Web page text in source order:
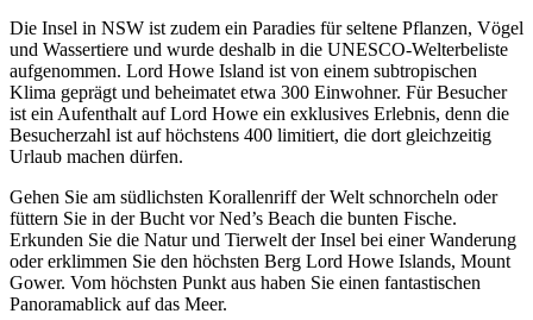
Die Insel in NSW ist zudem ein Paradies für seltene Pflanzen, Vögel
und Wassertiere und wurde deshalb in die UNESCO-Welterbeliste
aufgenommen. Lord Howe Island ist von einem subtropischen
Klima geprägt und beheimatet etwa 300 Einwohner. Für Besucher
ist ein Aufenthalt auf Lord Howe ein exklusives Erlebnis, denn die
Besucherzahl ist auf höchstens 400 limitiert, die dort gleichzeitig
Urlaub machen dürfen.
Gehen Sie am südlichsten Korallenriff der Welt schnorcheln oder
füttern Sie in der Bucht vor Ned’s Beach die bunten Fische.
Erkunden Sie die Natur und Tierwelt der Insel bei einer Wanderung
oder erklimmen Sie den höchsten Berg Lord Howe Islands, Mount
Gower. Vom höchsten Punkt aus haben Sie einen fantastischen
Panoramablick auf das Meer.